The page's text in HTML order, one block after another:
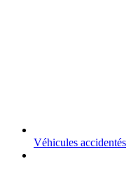
Véhicules accidentés